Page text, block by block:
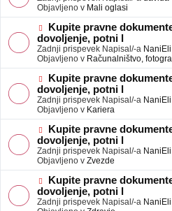
j
a
v
e
v
e
o
b
j
a
v
e
Objavljeno v Mali oglasi
N
o
v
e
o
b
a
v
e
Kupite pravne
dovoljenje, potni l
Zadnji prispevek Napisal/-a NaniEli
Objavljeno v Računalništvo,
N
o
v
e
o
b
a
v
e
Kupite pravne
dovoljenje, potni l
Zadnji prispevek Napisal/-a NaniEli
Objavljeno v Kariera
N
o
v
e
o
b
a
v
Kupite pravne
dovoljenje, potni l
Zadnji prispevek Napisal/-a NaniEli
Objavljeno v Zvezde
N
o
v
e
Kupite pravne
dovoljenje, potni l
Zadnji prispevek Napisal/-a NaniEli